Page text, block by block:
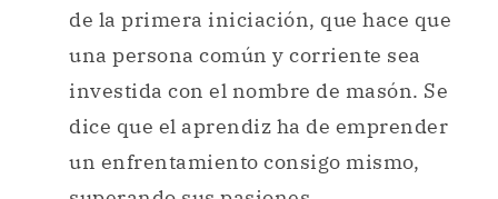
de la primera iniciación, que hace que
una persona común y corriente sea
investida con el nombre de masón. Se
dice que el aprendiz ha de emprender
un enfrentamiento consigo mismo,